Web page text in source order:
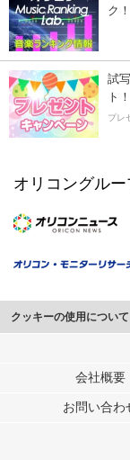
ク！
試
ト！
プレ
オリコングルー
クッキーの使用について
このサイトでは Cookie
行っています。
メディアや広告配信、
ユーザーが各パートナ
会社概要
お問い合わ